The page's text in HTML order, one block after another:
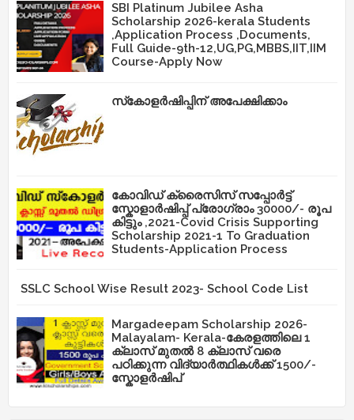
SBI Platinum Jubilee Asha
Scholarship 2026-kerala Students
,Application Process ,Documents,
Full Guide-9th-12,UG,PG,MBBS,IIT,IIM
Course-Apply Now
സ്‌കോളർഷിപ്പിന് അപേക്ഷിക്കാം
കോവിഡ് ക്രൈസിസ് സപ്പോർട്ട്
സ്കോളാർഷിപ്പ് പ്രോഗ്രാം 30000/- രൂപ
കിട്ടും ,2021-Covid Crisis Supporting
Scholarship 2021-1 To Graduation
Students-Application Process
SSLC School Wise Result 2023- School Code List
Margadeepam Scholarship 2026-
Malayalam- Kerala-കേരളത്തിലെ 1
ക്ലാസ് മുതൽ 8 ക്ലാസ് വരെ
പഠിക്കുന്ന വിദ്യാർത്ഥികൾക്ക് 1500/-
സ്കോളർഷിപ്